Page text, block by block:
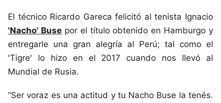
El técnico Ricardo Gareca felicitó al tenista Ignacio
'Nacho' Busepor el título obtenido en Hamburgo y
entregarle una gran alegría al Perú; tal como el
'Tigre' lo hizo en el 2017 cuando nos llevó al
Mundial de Rusia.
“Ser voraz es una actitud y tu Nacho Buse la tenés.